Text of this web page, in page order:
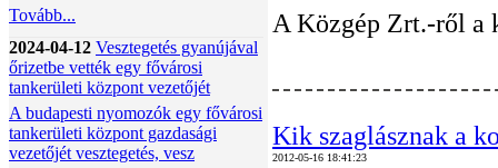
Tovább...
2024-04-12 Vesztegetés gyanújával
őrizetbe vették egy fővárosi
tankerületi központ vezetőjét
A budapesti nyomozók egy fővárosi
tankerületi központ gazdasági
vezetőjét vesztegetés, vesz
A Közgép Zrt.-ről a
Kik szaglásznak a
2012-05-16 18:41:23